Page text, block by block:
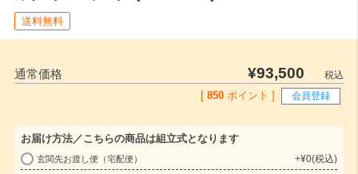
送料無料
通常価格 ¥93,500
税込
850 ポイント ] 会員登録
お届け方法／こちらの商品は組立式となります
玄関先お渡し便（宅配便） +¥0 税込